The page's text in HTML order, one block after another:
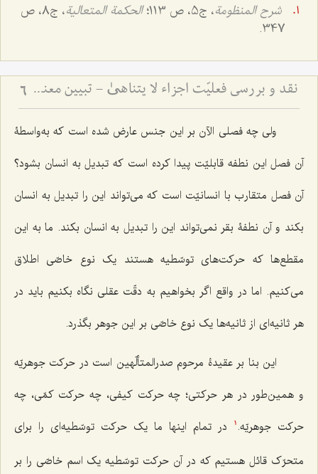
شرح المنظومة، ج‌5، ص 113؛ الحكمة المتعالية
، ج‌8، ص
347.
نقد و بررسی فعلیّت اجزاء لا یتناهیٰ - تبیین معنای حرکت و اقسام آن 6
ولی چه فصلی الآن بر این جنس عارض شده است که به‌واسطۀ
آن فصل این نطفه قابلیّت پیدا کرده است که تبدیل به انسان بشود؟
آن فصل متقارب با انسانیّت است که می‌تواند این را تبدیل به انسان
بکند و آن نطفۀ بقر نمی‌تواند این را تبدیل به انسان بکند. ما به این
مقطع‌ها که حرکت‌های توسّطیه هستند یک نوع خاصّی اطلاق
می‌کنیم. اما در واقع اگر بخواهیم به دقّت عقلی نگاه بکنیم باید در
هر ثانیه‌ای از ثانیه‌ها یک نوع خاصّی بر این جوهر بگذرد.
این بنا بر عقیدۀ مرحوم صدرالمتألّهین است در حرکت جوهریّه
و همین‌طور در هر حرکتی؛ چه حرکت کیفی، چه حرکت کمّی، چه
حرکت جوهریّه. 1
در تمام اینها ما یک حرکت توسّطیه‌ای را برای
متحرّک قائل هستیم که در آن حرکت توسّطیه یک اسم خاصّی را بر